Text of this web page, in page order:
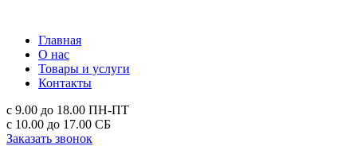
Главная
О нас
Товары и услуги
Контакты
с 9.00 до 18.00 ПН-ПТ
с 10.00 до 17.00 СБ
Заказать звонок